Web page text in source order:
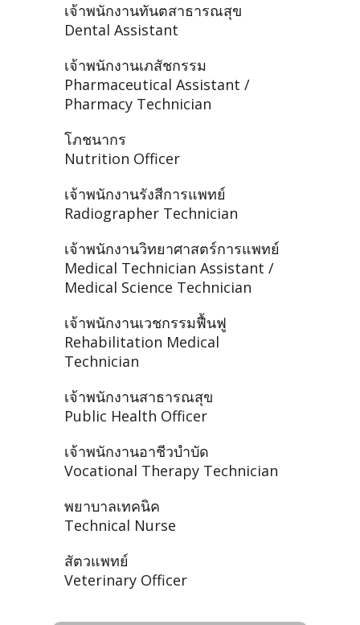
เจ้าพนักงานทันตสาธารณสุข
Dental Assistant
เจ้าพนักงานเภสัชกรรม
Pharmaceutical Assistant /
Pharmacy Technician
โภชนากร
Nutrition Officer
เจ้าพนักงานรังสีการแพทย์
Radiographer Technician
เจ้าพนักงานวิทยาศาสตร์การแพทย์
Medical Technician Assistant /
Medical Science Technician
เจ้าพนักงานเวชกรรมฟื้นฟู
Rehabilitation Medical
Technician
เจ้าพนักงานสาธารณสุข
Public Health Officer
เจ้าพนักงานอาชีวบำบัด
Vocational Therapy Technician
พยาบาลเทคนิค
Technical Nurse
สัตวแพทย์
Veterinary Officer